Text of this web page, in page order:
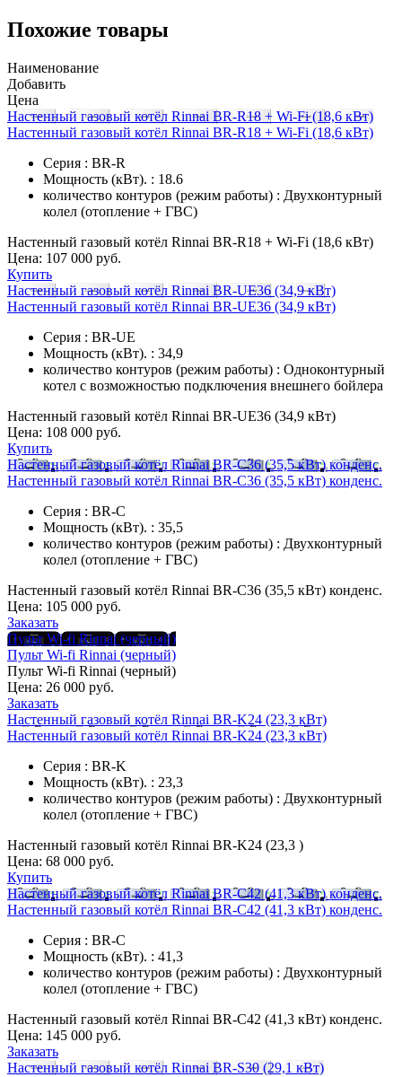
Похожие товары
Наименование
Добавить
Цена
Настенный газовый котёл Rinnai BR-R18 + Wi-Fi (18,6 кВт)
Настенный газовый котёл Rinnai BR-R18 + Wi-Fi (18,6 кВт)
Серия : BR-R
Мощность (кВт). : 18.6
количество контуров (режим работы) : Двухконтурный
колел (отопление + ГВС)
Настенный газовый котёл Rinnai BR-R18 + Wi-Fi (18,6 кВт)
Цена: 107 000 руб.
Купить
Настенный газовый котёл Rinnai BR-UE36 (34,9 кВт)
Настенный газовый котёл Rinnai BR-UE36 (34,9 кВт)
Серия : BR-UE
Мощность (кВт). : 34,9
количество контуров (режим работы) : Одноконтурный
котел с возможностью подключения внешнего бойлера
Настенный газовый котёл Rinnai BR-UE36 (34,9 кВт)
Цена: 108 000 руб.
Купить
Настенный газовый котёл Rinnai BR-C36 (35,5 кВт) конденс.
Настенный газовый котёл Rinnai BR-C36 (35,5 кВт) конденс.
Серия : BR-C
Мощность (кВт). : 35,5
количество контуров (режим работы) : Двухконтурный
колел (отопление + ГВС)
Настенный газовый котёл Rinnai BR-C36 (35,5 кВт) конденс.
Цена: 105 000 руб.
Заказать
Пульт Wi-fi Rinnai (черный)
Пульт Wi-fi Rinnai (черный)
Пульт Wi-fi Rinnai (черный)
Цена: 26 000 руб.
Заказать
Настенный газовый котёл Rinnai BR-K24 (23,3 кВт)
Настенный газовый котёл Rinnai BR-K24 (23,3 кВт)
Серия : BR-K
Мощность (кВт). : 23,3
количество контуров (режим работы) : Двухконтурный
колел (отопление + ГВС)
Настенный газовый котёл Rinnai BR-K24 (23,3 )
Цена: 68 000 руб.
Купить
Настенный газовый котёл Rinnai BR-C42 (41,3 кВт) конденс.
Настенный газовый котёл Rinnai BR-C42 (41,3 кВт) конденс.
Серия : BR-C
Мощность (кВт). : 41,3
количество контуров (режим работы) : Двухконтурный
колел (отопление + ГВС)
Настенный газовый котёл Rinnai BR-C42 (41,3 кВт) конденс.
Цена: 145 000 руб.
Заказать
Настенный газовый котёл Rinnai BR-S30 (29,1 кВт)